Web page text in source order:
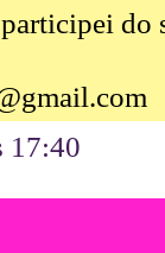
do
17:40